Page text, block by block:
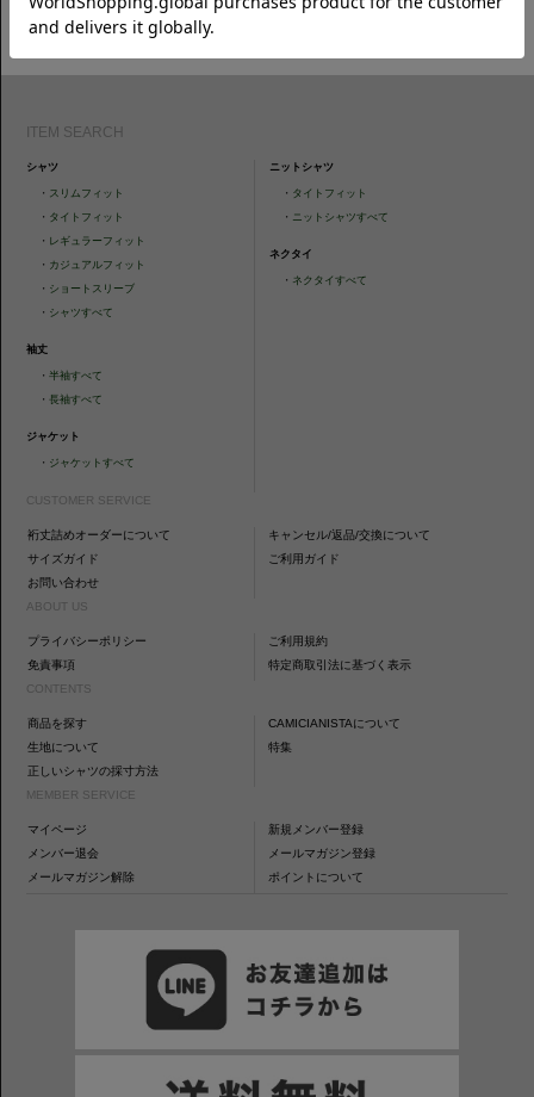
CAMICIANISTAの最新情報、スタイル提案などをおしらせします。是非フ
ォローください。
ITEM SEARCH
シャツ
・ スリムフィット
・ タイトフィット
・ レギュラーフィット
・ カジュアルフィット
・ ショートスリーブ
・ シャツすべて
袖丈
・半袖すべて
・長袖すべて
ジャケット
・ ジャケットすべて
ニットシャツ
・ タイトフィット
・ ニットシャツすべて
ネクタイ
・ ネクタイすべて
CUSTOMER SERVICE
裄丈詰めオーダーについて
キャンセル/返品/交換について
サイズガイド
ご利用ガイド
お問い合わせ
ABOUT US
プライバシーポリシー
ご利用規約
免責事項
特定商取引法に基づく表示
CONTENTS
商品を探す
CAMICIANISTAについて
生地について
特集
正しいシャツの採寸方法
MEMBER SERVICE
マイページ
新規メンバー登録
メンバー退会
メールマガジン登録
メールマガジン解除
ポイントについて